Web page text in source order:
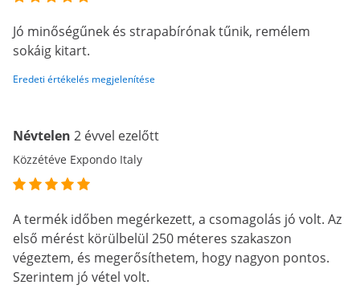
Jó minőségűnek és strapabírónak tűnik, remélem
sokáig kitart.
Eredeti értékelés megjelenítése
Névtelen 2 évvel ezelőtt
Közzétéve Expondo Italy
A termék időben megérkezett, a csomagolás jó volt. Az
első mérést körülbelül 250 méteres szakaszon
végeztem, és megerősíthetem, hogy nagyon pontos.
Szerintem jó vétel volt.